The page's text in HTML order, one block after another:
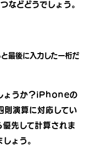
などどうでしょう。
最後に入力した一桁だ
ょうか？iPhoneの
則演算に対応してい
先して計算されま
ょう。